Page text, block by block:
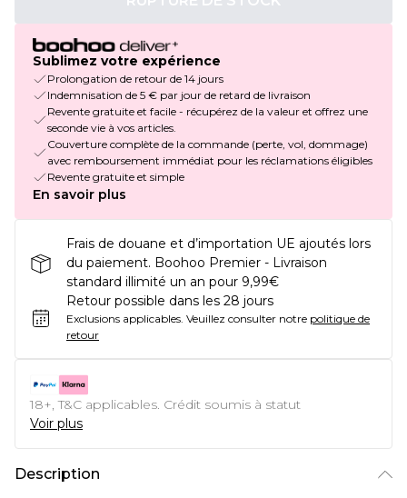
Sublimez votre expérience
Prolongation de retour de 14 jours
Indemnisation de 5 € par jour de retard de livraison
Revente gratuite et facile - récupérez de la valeur et offrez une
seconde vie à vos articles.
Couverture complète de la commande (perte, vol, dommage)
avec remboursement immédiat pour les réclamations éligibles
Revente gratuite et simple
En savoir plus
Frais de douane et d’importation UE ajoutés lors
du paiement. Boohoo Premier - Livraison
standard illimité un an pour 9,99€
Retour possible dans les 28 jours
Exclusions applicables. Veuillez consulter notre politique de
retour
18+, T&C applicables. Crédit soumis à statut
Voir plus
Description